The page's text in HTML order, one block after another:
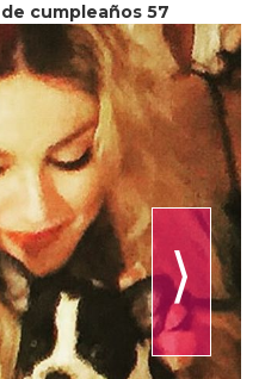
cumpleaños 57
⟩